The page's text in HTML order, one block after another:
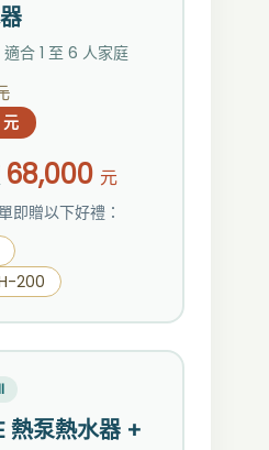
合 1 至 6 人家庭
68,000 元
即贈以下好禮：
200
熱泵熱水器 +